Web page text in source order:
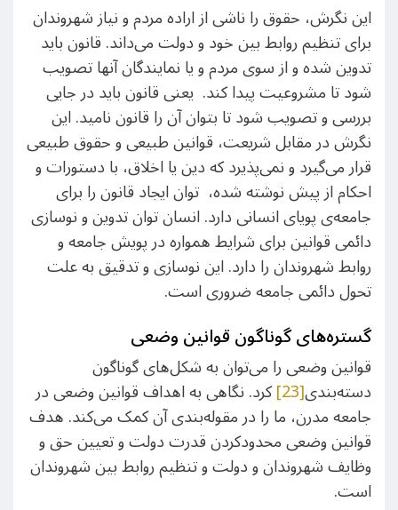
این نگرش، حقوق را ناشی از اراده مردم و نیاز شهروندان
برای تنظیم روابط بین خود و دولت می‌داند. قانون باید
تدوین شده‌ و از سوی مردم و یا نمایندگان آنها تصویب
شود تا مشروعیت پیدا کند. یعنی قانون باید در جایی
بررسی و تصویب شود تا بتوان آن را قانون نامید. این
نگرش در مقابل شریعت، قوانین طبیعی و حقوق طبیعی
قرار می‌گیرد و نمی‌پذیرد که دین یا اخلاق، با دستورات و
احکام از پیش نوشته شده، توان ایجاد قانون را برای
جامعه‌ی پویای انسانی دارد. انسان توان تدوین و نوسازی
دائمی قوانین برای شرایط همواره در پویش جامعه و
روابط شهروندان را دارد. این نوسازی و تدقیق به علت
تحول دائمی جامعه ضروری است.
گستره‌های گوناگون قوانین وضعی
قوانین وضعی را می‌توان به شکل‌های گوناگون
دسته‌بندی[23] کرد. نگاهی به اهداف قوانین وضعی در
جامعه مدرن، ما را در مقوله‌بندی آن کمک می‌کند. هدف
قوانین وضعی محدودکردن قدرت دولت و تعیین حق و
وظایف شهروندان و دولت و تنظیم روابط بین شهروندان
است.